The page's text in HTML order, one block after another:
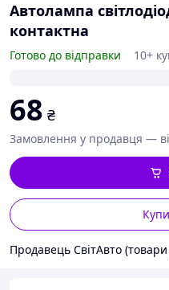
Автолампа
контактна
Готово до відправки 10+
68 ₴
Замовлення у продавця —